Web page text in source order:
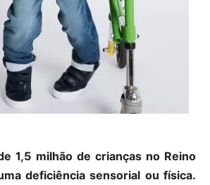
1,5 milhão de crianças no Reino
deficiência sensorial ou física.